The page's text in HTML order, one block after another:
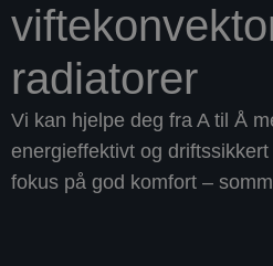
radiatorer
Vi kan hjelpe deg fra A til Å
energieffektivt og
fokus på god komfort –